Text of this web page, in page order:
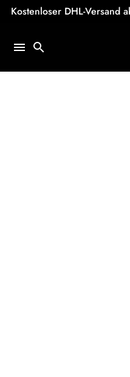
Direkt
Kostenloser DHL-Versand
menu search